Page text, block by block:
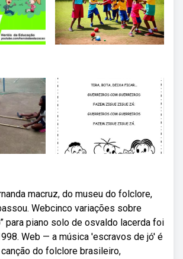
macruz, do museu do folclore,
Webcinco variações sobre
para piano solo de osvaldo lacerda foi
Web — a música 'escravos de jó' é
do folclore brasileiro,